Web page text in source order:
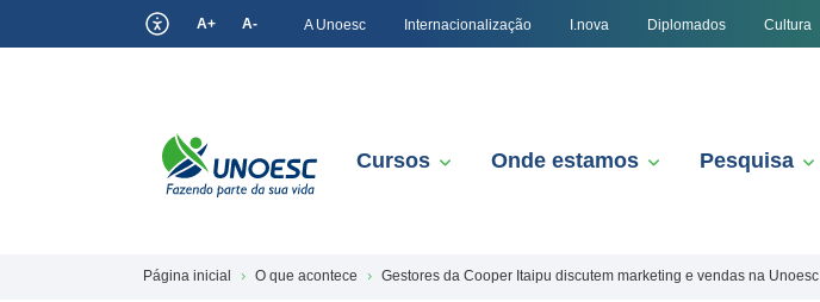
A+ A- A Unoesc Internacionalização I.nova Diplomados Cultura
Cursos Onde estamos Pesquisa
Página inicial O que acontece Gestores da Cooper Itaipu discutem marketing e vendas na Unoesc